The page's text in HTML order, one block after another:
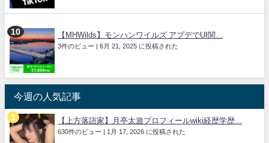
【MHWilds】モンハンワイルズ アプデでUI関...
3件のビュー | 6月 21, 2025 に投稿された
今週の人気記事
【上方落語家】月亭太遊プロフィールwiki経歴学歴...
630件のビュー | 1月 17, 2026 に投稿された